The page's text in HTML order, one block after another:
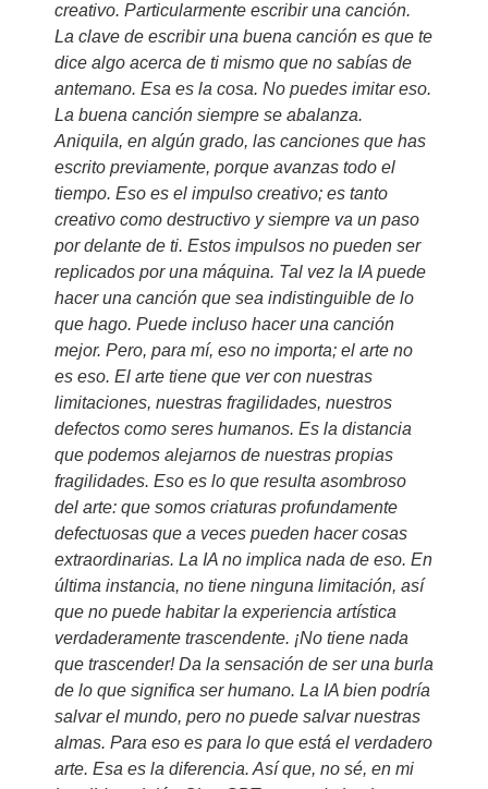
creativo. Particularmente escribir una canción.
La clave de escribir una buena canción es que te
dice algo acerca de ti mismo que no sabías de
antemano. Esa es la cosa. No puedes imitar eso.
La buena canción siempre se abalanza.
Aniquila, en algún grado, las canciones que has
escrito previamente, porque avanzas todo el
tiempo. Eso es el impulso creativo; es tanto
creativo como destructivo y siempre va un paso
por delante de ti. Estos impulsos no pueden ser
replicados por una máquina. Tal vez la IA puede
hacer una canción que sea indistinguible de lo
que hago. Puede incluso hacer una canción
mejor. Pero, para mí, eso no importa; el arte no
es eso. El arte tiene que ver con nuestras
limitaciones, nuestras fragilidades, nuestros
defectos como seres humanos. Es la distancia
que podemos alejarnos de nuestras propias
fragilidades. Eso es lo que resulta asombroso
del arte: que somos criaturas profundamente
defectuosas que a veces pueden hacer cosas
extraordinarias. La IA no implica nada de eso. En
última instancia, no tiene ninguna limitación, así
que no puede habitar la experiencia artística
verdaderamente trascendente. ¡No tiene nada
que trascender! Da la sensación de ser una burla
de lo que significa ser humano. La IA bien podría
salvar el mundo, pero no puede salvar nuestras
almas. Para eso es para lo que está el verdadero
arte. Esa es la diferencia. Así que, no sé, en mi